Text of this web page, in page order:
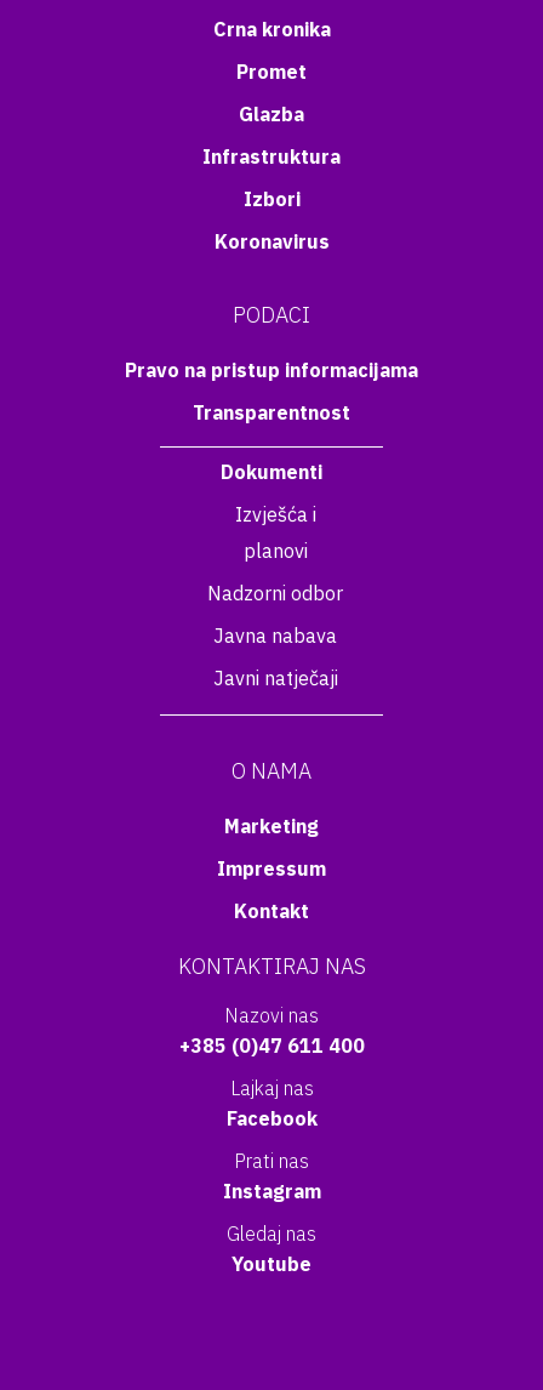
Crna kronika
Promet
Glazba
Infrastruktura
Izbori
Koronavirus
PODACI
Pravo na pristup informacijama
Transparentnost
Dokumenti
Izvješća i
planovi
Nadzorni odbor
Javna nabava
Javni natječaji
O NAMA
Marketing
Impressum
Kontakt
KONTAKTIRAJ NAS
Nazovi nas
+385 (0)47 611 400
Lajkaj nas
Facebook
Prati nas
Instagram
Gledaj nas
Youtube